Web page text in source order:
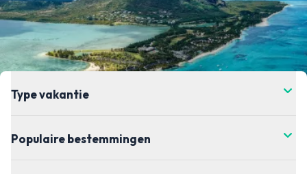
Type vakantie
Populaire bestemmingen